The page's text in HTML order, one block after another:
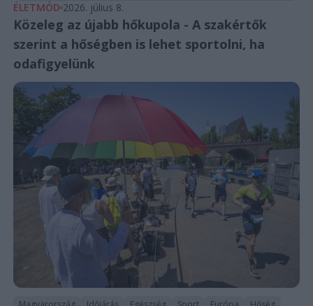
ÉLETMÓD 2026. július 8.
Közeleg az újabb hőkupola - A szakértők
szerint a hőségben is lehet sportolni, ha
odafigyelünk